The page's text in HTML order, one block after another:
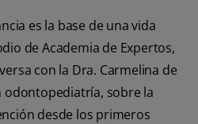
CUPONES
DO (ES)
SUSCRÍBASE
es la base de una vida
de Academia de Expertos,
con la Dra. Carmelina de
odontopediatría, sobre la
desde los primeros